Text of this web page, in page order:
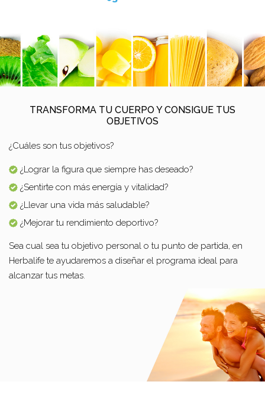
TRANSFORMA TU CUERPO Y CONSIGUE TUS
OBJETIVOS
¿Cuáles son tus objetivos?
¿Lograr la figura que siempre has deseado?
¿Sentirte con más energía y vitalidad?
¿Llevar una vida más saludable?
¿Mejorar tu rendimiento deportivo?
Sea cual sea tu objetivo personal o tu punto de partida, en
Herbalife te ayudaremos a diseñar el programa ideal para
alcanzar tus metas.